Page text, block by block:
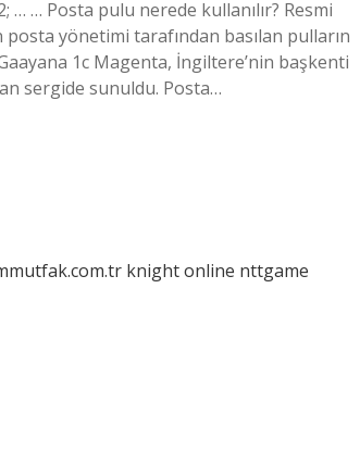
… Posta pulu nerede kullanılır? Resmi
yönetimi tarafından basılan pulların
1c Magenta, İngiltere’nin başkenti
sergide sunuldu. Posta…
knight online nttgame